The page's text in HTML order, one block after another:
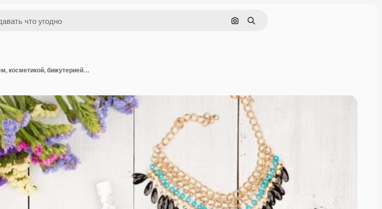
Поиск по изображению
Поиск
Летний женский набор с косметическим платьем, косметикой, бижутерией и предметами первой необходимости на белом деревянном фоне